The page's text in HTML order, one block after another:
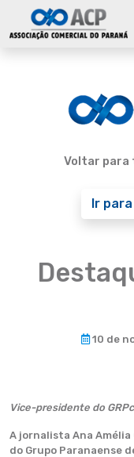
Voltar para
Ir
10 de
Vice-presidente do
A jornalista Ana
do Grupo Paranaense